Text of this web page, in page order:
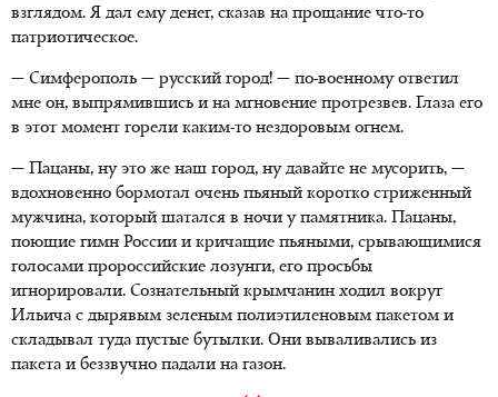
взглядом. Я дал ему денег, сказав на прощание что-то
патриотическое.
— Симферополь — русский город! — по-военному ответил
мне он, выпрямившись и на мгновение протрезвев. Глаза его
в этот момент горели каким-то нездоровым огнем.
— Пацаны, ну это же наш город, ну давайте не мусорить, —
вдохновенно бормотал очень пьяный коротко стриженный
мужчина, который шатался в ночи у памятника. Пацаны,
поющие гимн России и кричащие пьяными, срывающимися
голосами пророссийские лозунги, его просьбы
игнорировали. Сознательный крымчанин ходил вокруг
Ильича с дырявым зеленым полиэтиленовым пакетом и
складывал туда пустые бутылки. Они вываливались из
пакета и беззвучно падали на газон.